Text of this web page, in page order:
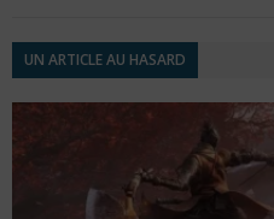
UN ARTICLE AU HASARD